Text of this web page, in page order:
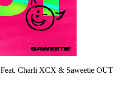
Charli XCX & Saweetie OUT